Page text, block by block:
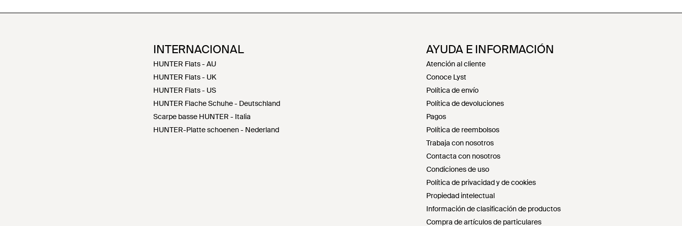
INTERNACIONAL
HUNTER Flats - AU
HUNTER Flats - UK
HUNTER Flats - US
HUNTER Flache Schuhe - Deutschland
Scarpe basse HUNTER - Italia
HUNTER-Platte schoenen - Nederland
AYUDA E INFORMACIÓN
Atención al cliente
Conoce Lyst
Política de envío
Política de devoluciones
Pagos
Política de reembolsos
Trabaja con nosotros
Contacta con nosotros
Condiciones de uso
Política de privacidad y de cookies
Propiedad intelectual
Información de clasificación de productos
Compra de artículos de particulares